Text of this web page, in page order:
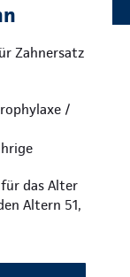
Zahnersatz
/
das Alter
Altern 51,